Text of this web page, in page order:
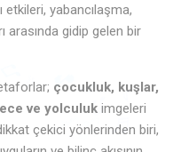
etkileri, yabancılaşma,
arasında gidip gelen bir
çocukluk, kuşlar,
ve yolculuk imgeleri
çekici yönlerinden biri,
♬
♩
🎵
♩
🎶
♪
♪
♫